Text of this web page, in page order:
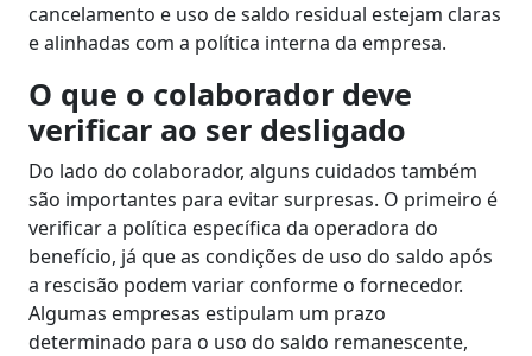
cancelamento e uso de saldo residual estejam claras
e alinhadas com a política interna da empresa.
O que o colaborador deve
verificar ao ser desligado
Do lado do colaborador, alguns cuidados também
são importantes para evitar surpresas. O primeiro é
verificar a política específica da operadora do
benefício, já que as condições de uso do saldo após
a rescisão podem variar conforme o fornecedor.
Algumas empresas estipulam um prazo
determinado para o uso do saldo remanescente,